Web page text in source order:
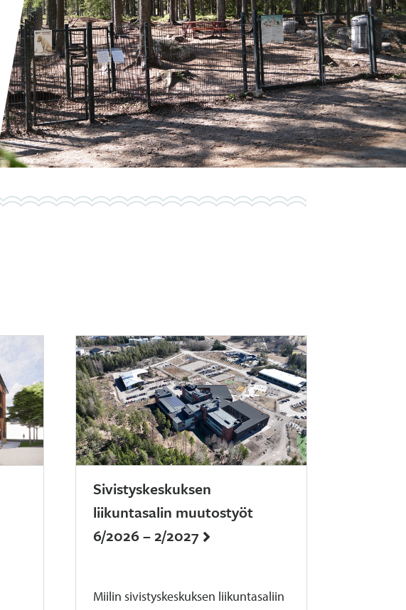
Sivistyskeskuksen
liikuntasalin muutostyöt
6/2026 – 2/2027
Miilin sivistyskeskuksen liikuntasaliin